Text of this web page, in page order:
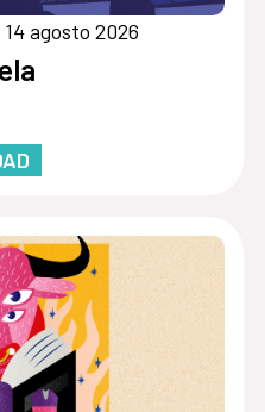
agosto 2026